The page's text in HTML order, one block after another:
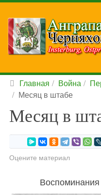
Главная Война
Месяц в штабе
Месяц в
Оцените материал